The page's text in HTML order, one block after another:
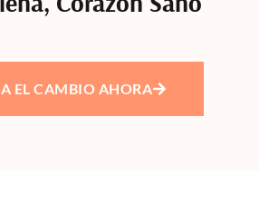
EL CAMBIO AHORA